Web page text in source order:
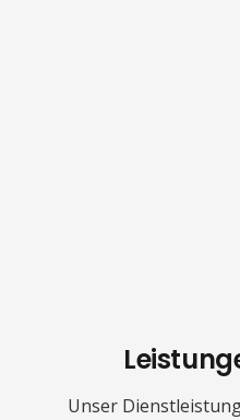
Unser